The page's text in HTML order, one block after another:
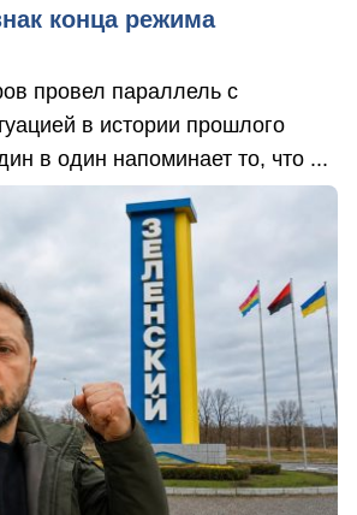
конца режима
провел параллель с
в истории прошлого
в один напоминает то, что ...